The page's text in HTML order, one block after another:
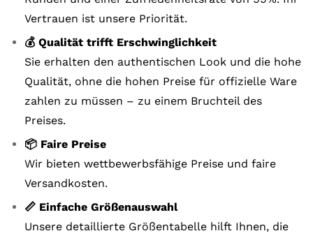
Vertrauen ist unsere Priorität.
💰 Qualität trifft Erschwinglichkeit
Sie erhalten den authentischen Look und die hohe
Qualität, ohne die hohen Preise für offizielle Ware
zahlen zu müssen – zu einem Bruchteil des
Preises.
📦 Faire Preise
Wir bieten wettbewerbsfähige Preise und faire
Versandkosten.
📏 Einfache Größenauswahl
Unsere detaillierte Größentabelle hilft Ihnen, die